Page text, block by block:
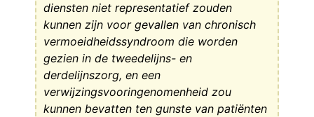
diensten niet representatief zouden
kunnen zijn voor gevallen van chronisch
vermoeidheidssyndroom die worden
gezien in de tweedelijns- en
derdelijnszorg, en een
verwijzingsvooringenomenheid zou
kunnen bevatten ten gunste van patiënten